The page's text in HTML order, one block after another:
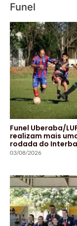
Funel
Funel Uberaba/
realizam mais
rodada do
03/08/2026